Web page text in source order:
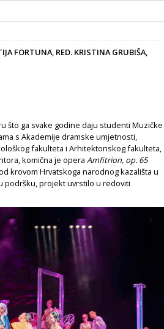
FORTUNA, RED. KRISTINA GRUBIŠA,
što ga svake godine daju studenti Muzičke
s Akademije dramske umjetnosti,
fakulteta i Arhitektonskog fakulteta,
komična je opera Amfitrion, op. 65
krovom Hrvatskoga narodnog kazališta u
podršku, projekt uvrstilo u redoviti